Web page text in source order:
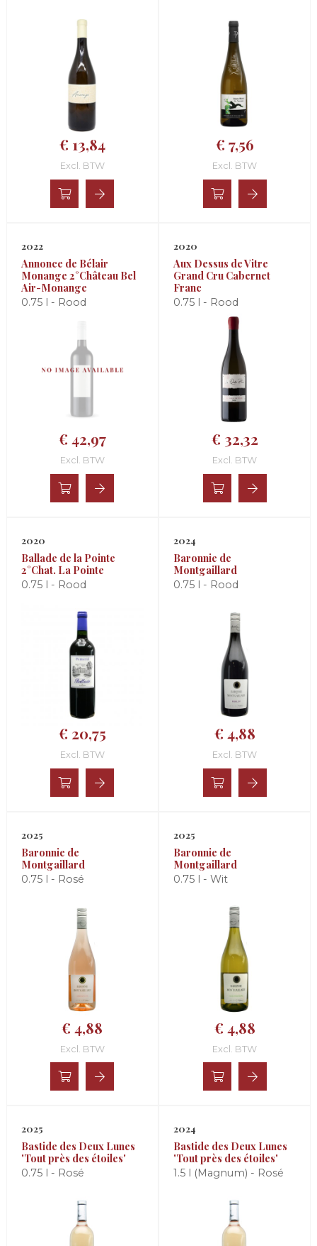
€ 13,84
Excl. BTW
€ 7,56
Excl. BTW
2022
Annonce de Bélair
Monange 2°Château Bel
Air-Monange
0.75 l - Rood
€ 42,97
Excl. BTW
2020
Aux Dessus de Vitre
Grand Cru Cabernet
Franc
0.75 l - Rood
€ 32,32
Excl. BTW
2020
Ballade de la Pointe
2°Chat. La Pointe
0.75 l - Rood
€ 20,75
Excl. BTW
2024
Baronnie de
Montgaillard
0.75 l - Rood
€ 4,88
Excl. BTW
2025
Baronnie de
Montgaillard
0.75 l - Rosé
€ 4,88
Excl. BTW
2025
Baronnie de
Montgaillard
0.75 l - Wit
€ 4,88
Excl. BTW
2025
Bastide des Deux Lunes
'Tout près des étoiles'
0.75 l - Rosé
2024
Bastide des Deux Lunes
'Tout près des étoiles'
1.5 l (Magnum) - Rosé